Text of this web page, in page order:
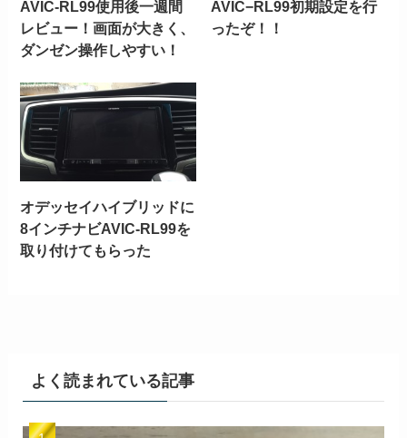
AVIC-RL99使用後一週間
レビュー！画面が大きく、
ダンゼン操作しやすい！
AVIC−RL99初期設定を行
ったぞ！！
オデッセイハイブリッドに
8インチナビAVIC-RL99を
取り付けてもらった
よく読まれている記事